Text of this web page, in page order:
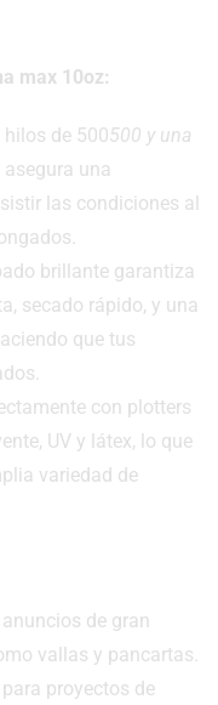
max 10oz:
hilos de 500500 y una
asegura una
las condiciones al
brillante garantiza
secado rápido, y una
que tus
con plotters
UV y látex, lo que
variedad de
de gran
vallas y pancartas.
proyectos de